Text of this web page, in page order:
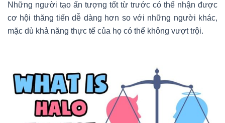
Những người tạo ấn tượng tốt từ trước có thể nhận được
cơ hội thăng tiến dễ dàng hơn so với những người khác,
mặc dù khả năng thực tế của họ có thể không vượt trội.